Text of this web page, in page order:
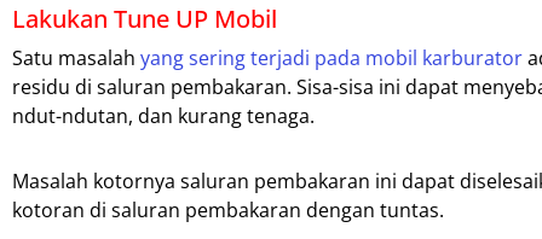
Lakukan Tune UP Mobil
Satu masalah yang sering terjadi pada mobil karburator
residu di saluran pembakaran. Sisa-sisa ini dapat
ndut-ndutan, dan kurang tenaga.
Masalah kotornya saluran pembakaran ini dapat
kotoran di saluran pembakaran dengan tuntas.